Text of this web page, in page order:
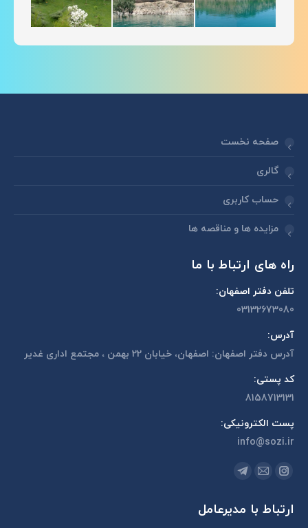
صفحه نخست
گالری
حساب کاربری
مزایده ها و مناقصه ها
راه های ارتباط با ما
تلفن دفتر اصفهان:
03132673080
آدرس:
آدرس دفتر اصفهان: اصفهان، خیابان 22 بهمن ، مجتمع اداری غدیر
کد پستی:
8158713131
پست الکترونیکی:
info@sozi.ir
مارا در اینجا پیدا کنید:
اینستاگرام
opens
ایمیل
opens
تلگرام
opens
ارتباط با مدیرعامل